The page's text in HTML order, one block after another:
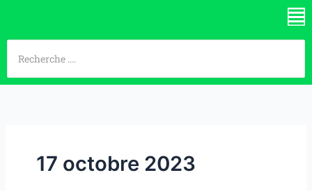
contenu
17 octobre 2023